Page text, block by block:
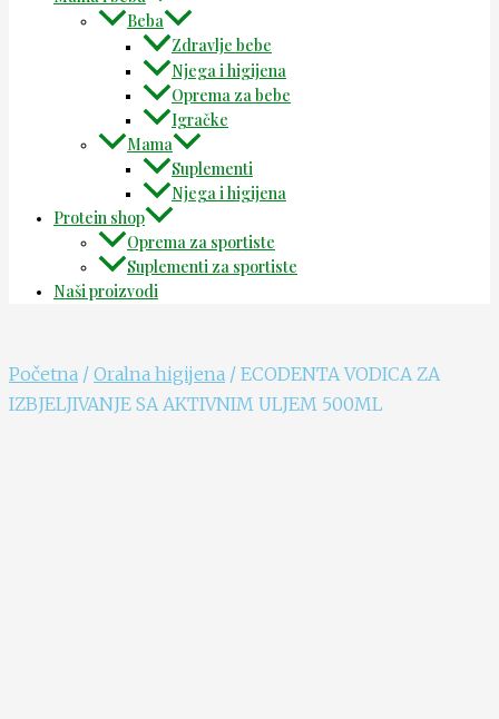
Beba
Zdravlje bebe
Njega i higijena
Oprema za bebe
Igračke
Mama
Suplementi
Njega i higijena
Protein shop
Oprema za sportiste
Suplementi za sportiste
Naši proizvodi
Početna / Oralna higijena / ECODENTA VODICA ZA
IZBJELJIVANJE SA AKTIVNIM ULJEM 500ML